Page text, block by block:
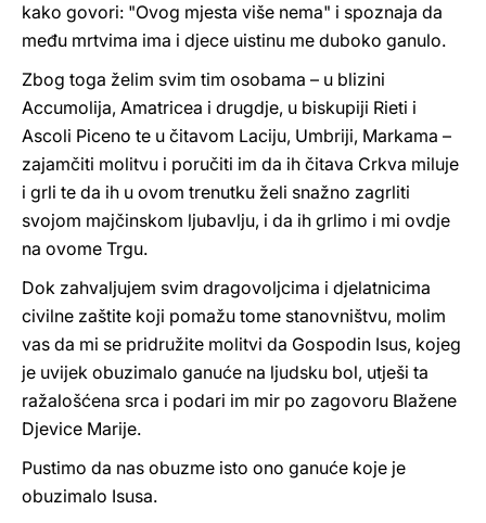
kako govori: "Ovog mjesta više nema" i spoznaja da
među mrtvima ima i djece uistinu me duboko ganulo.
Zbog toga želim svim tim osobama – u blizini
Accumolija, Amatricea i drugdje, u biskupiji Rieti i
Ascoli Piceno te u čitavom Laciju, Umbriji, Markama –
zajamčiti molitvu i poručiti im da ih čitava Crkva miluje
i grli te da ih u ovom trenutku želi snažno zagrliti
svojom majčinskom ljubavlju, i da ih grlimo i mi ovdje
na ovome Trgu.
Dok zahvaljujem svim dragovoljcima i djelatnicima
civilne zaštite koji pomažu tome stanovništvu, molim
vas da mi se pridružite molitvi da Gospodin Isus, kojeg
je uvijek obuzimalo ganuće na ljudsku bol, utješi ta
ražalošćena srca i podari im mir po zagovoru Blažene
Djevice Marije.
Pustimo da nas obuzme isto ono ganuće koje je
obuzimalo Isusa.